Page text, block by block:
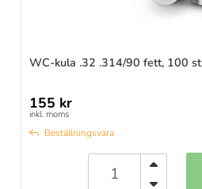
WC-kula .32 .314/90 fett, 100 st
155 kr
inkl. moms
Beställningsvara